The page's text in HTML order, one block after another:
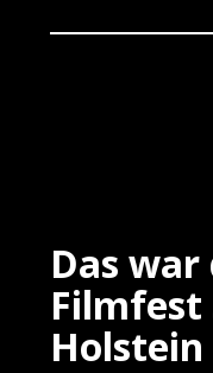
Das war
Filmfest
Holstein